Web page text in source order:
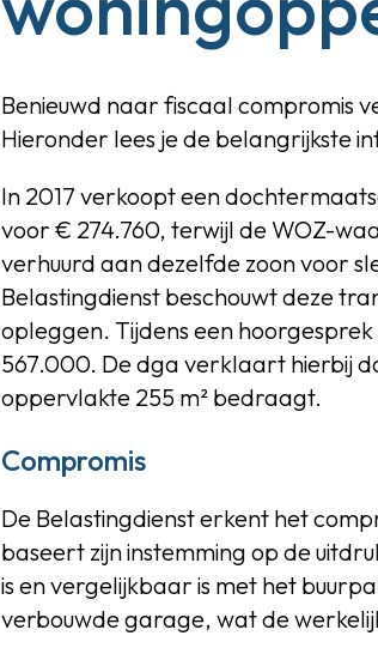
Benieuwd naar fiscaal compromis
Hieronder lees je de belangrijkste
In 2017 verkoopt een
voor € 274.760, terwijl de WOZ-
verhuurd aan dezelfde zoon voor
Belastingdienst beschouwt deze
opleggen. Tijdens een
567.000. De dga verklaart hierbij
oppervlakte 255 m² bedraagt.
Compromis
De Belastingdienst erkent het
baseert zijn instemming op de
is en vergelijkbaar is met het
verbouwde garage, wat de